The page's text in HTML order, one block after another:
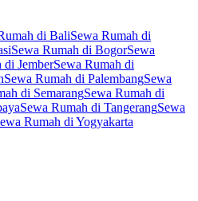
di BaliSewa Rumah di
Sewa Rumah di BogorSewa
di JemberSewa Rumah di
Sewa Rumah di PalembangSewa
di SemarangSewa Rumah di
Sewa Rumah di TangerangSewa
Rumah di Yogyakarta